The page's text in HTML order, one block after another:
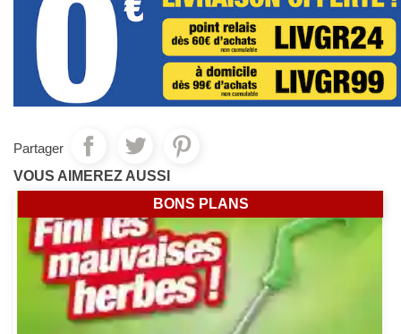
Partager
VOUS AIMEREZ AUSSI
BONS PLANS